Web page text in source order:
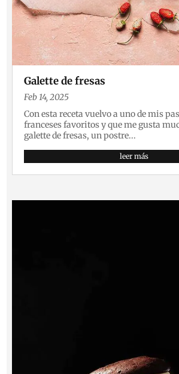
Galette de fresas
Feb 14, 2025
Con esta receta vuelvo a uno de mis
franceses favoritos y que me gusta
galette de fresas, un postre...
leer más